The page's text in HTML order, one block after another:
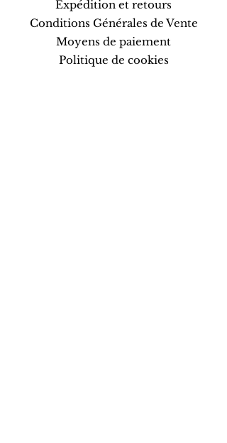
Expédition et retours
Conditions Générales de Vente
Moyens de paiement
Politique de cookies